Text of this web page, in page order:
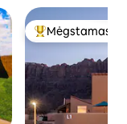
Svečių
Mėgstamas